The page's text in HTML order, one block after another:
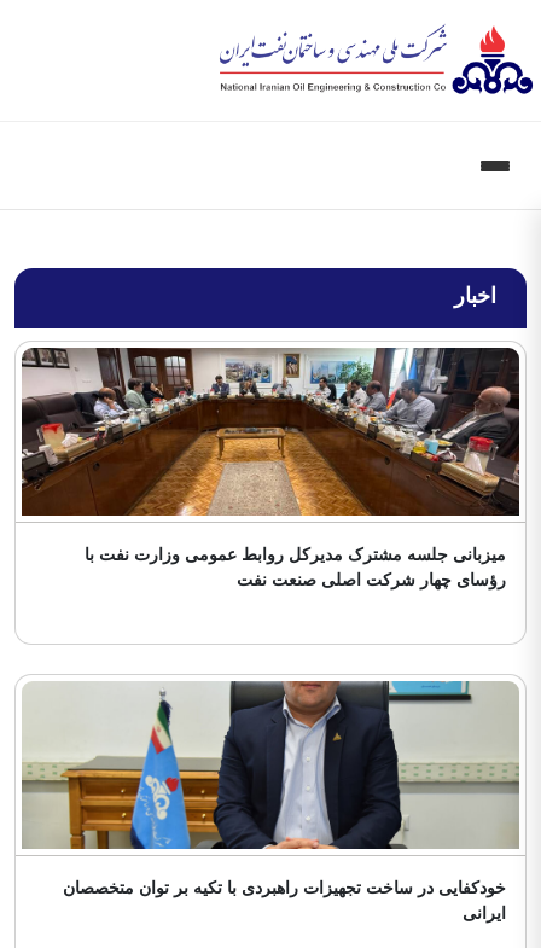
اخبار
میزبانی جلسه مشترک مدیرکل روابط عمومی وزارت نفت با
رؤسای چهار شرکت اصلی صنعت نفت
خودکفایی در ساخت تجهیزات راهبردی با تکیه بر توان متخصصان
ایرانی